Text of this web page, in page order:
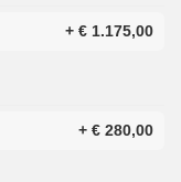
+ € 1.175,00
+ € 280,00